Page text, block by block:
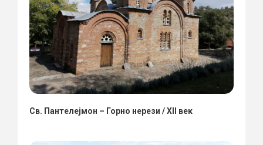
Св. Пантелејмон – Горно нерези / XII век